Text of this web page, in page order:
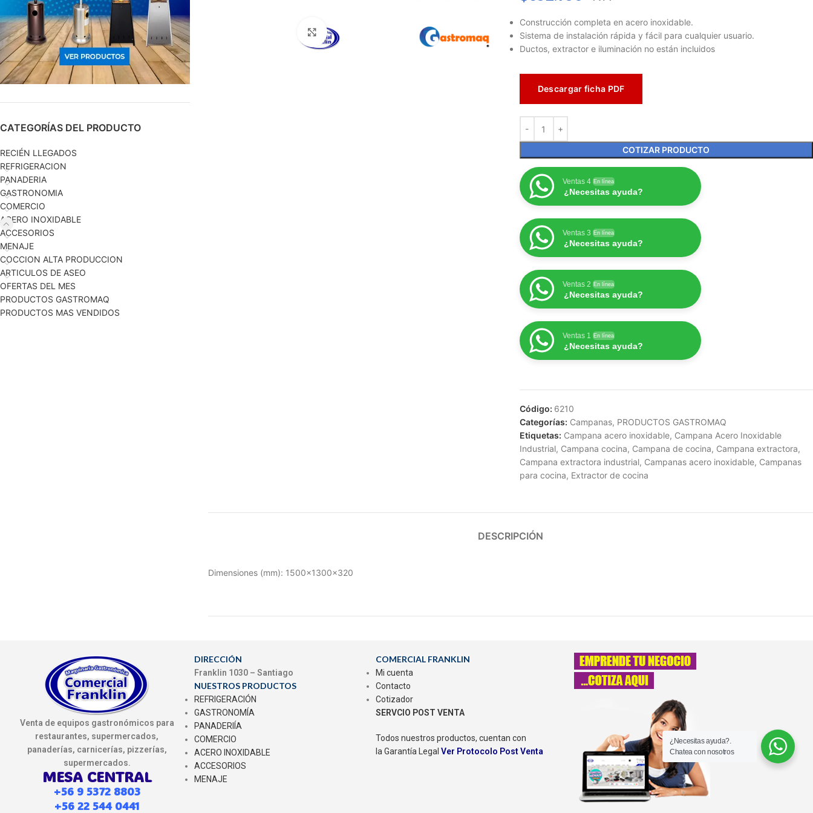
CATEGORÍAS DEL PRODUCTO
RECIÉN LLEGADOS
REFRIGERACION
PANADERIA
GASTRONOMIA
COMERCIO
ACERO INOXIDABLE
ACCESORIOS
MENAJE
COCCION ALTA PRODUCCION
ARTICULOS DE ASEO
OFERTAS DEL MES
PRODUCTOS GASTROMAQ
PRODUCTOS MAS VENDIDOS
Haga clic para ampliar
Construcción completa en acero inoxidable.
Sistema de instalación rápida y fácil para cualquier usuario.
Ductos, extractor e iluminación no están incluidos
Descargar ficha PDF
COTIZAR PRODUCTO
Ventas 4 En línea
¿Necesitas ayuda?
Ventas 3 En línea
¿Necesitas ayuda?
Ventas 2 En línea
¿Necesitas ayuda?
Ventas 1 En línea
¿Necesitas ayuda?
Código: 6210
Categorías: Campanas, PRODUCTOS GASTROMAQ
Etiquetas: Campana acero inoxidable, Campana Acero Inoxidable
Industrial, Campana cocina, Campana de cocina, Campana extractora,
Campana extractora industrial, Campanas acero inoxidable, Campanas
para cocina, Extractor de cocina
DESCRIPCIÓN
Dimensiones (mm): 1500x1300x320
Venta de equipos gastronómicos para
restaurantes, supermercados,
panaderías, carnicerías, pizzerías,
supermercados.
MESA CENTRAL
+56 9 5372 8803
+56 22 544 0441
DIRECCIÓN
Franklin 1030 – Santiago
NUESTROS PRODUCTOS
REFRIGERACIÓN
GASTRONOMÍA
PANADERIÍA
COMERCIO
ACERO INOXIDABLE
ACCESORIOS
MENAJE
COMERCIAL FRANKLIN
Mi cuenta
Contacto
Cotizador
SERVCIO POST VENTA
Todos nuestros productos, cuentan con
la Garantía Legal Ver Protocolo Post Venta
¿Necesitas ayuda?.
Chatea con nosotros